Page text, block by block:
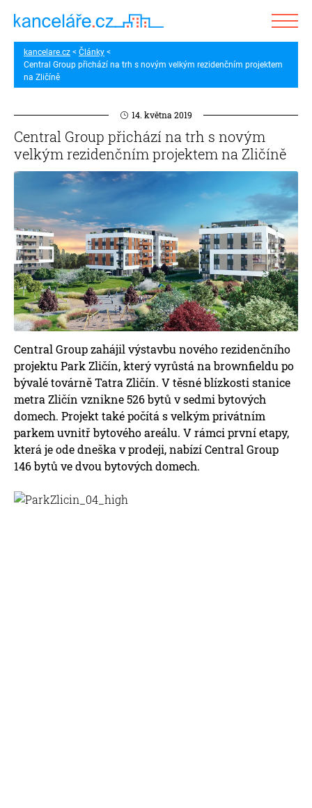
kancelare.cz
Články
Central Group přichází na trh s novým velkým rezidenčním projektem
na Zličíně
14. května 2019
Central Group přichází na trh s novým
velkým rezidenčním projektem na Zličíně
Central Group zahájil výstavbu nového rezidenčního
projektu Park Zličín, který vyrůstá na brownfieldu po
bývalé továrně Tatra Zličín. V těsné blízkosti stanice
metra Zličín vznikne 526 bytů v sedmi bytových
domech. Projekt také počítá s velkým privátním
parkem uvnitř bytového areálu. V rámci první etapy,
která je ode dneška v prodeji, nabízí Central Group
146 bytů ve dvou bytových domech.